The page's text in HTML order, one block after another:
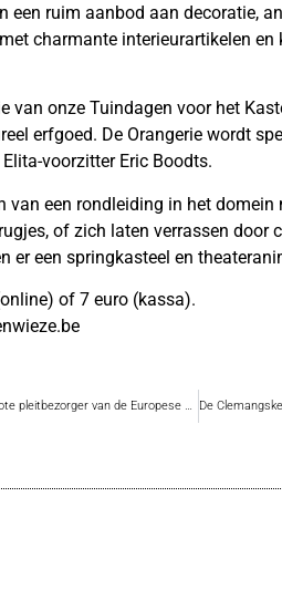
een ruim aanbod aan decoratie,
charmante interieurartikelen
van onze Tuindagen voor het
erfgoed. De Orangerie wordt
voorzitter Eric Boodts.
van een rondleiding in het
of zich laten verrassen door
er een springkasteel en
of 7 euro (kassa).